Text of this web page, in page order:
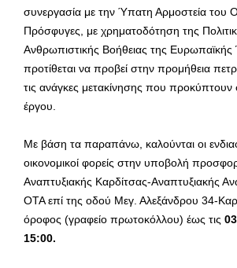
συνεργασία με την Ύπατη Αρμοστεία του
Πρόσφυγες, με χρηματοδότηση της
Ανθρωπιστικής Βοήθειας της
προτίθεται να προβεί στην προμήθεια
τις ανάγκες μετακίνησης που προκύπτουν
έργου.
Με βάση τα παραπάνω, καλούνται οι
οικονομικοί φορείς στην υποβολή
Αναπτυξιακής Καρδίτσας-Αναπτυξιακής
ΟΤΑ επί της οδού Μεγ. Αλεξάνδρου 34-
όροφος (γραφείο πρωτοκόλλου) έως τις
15:00.